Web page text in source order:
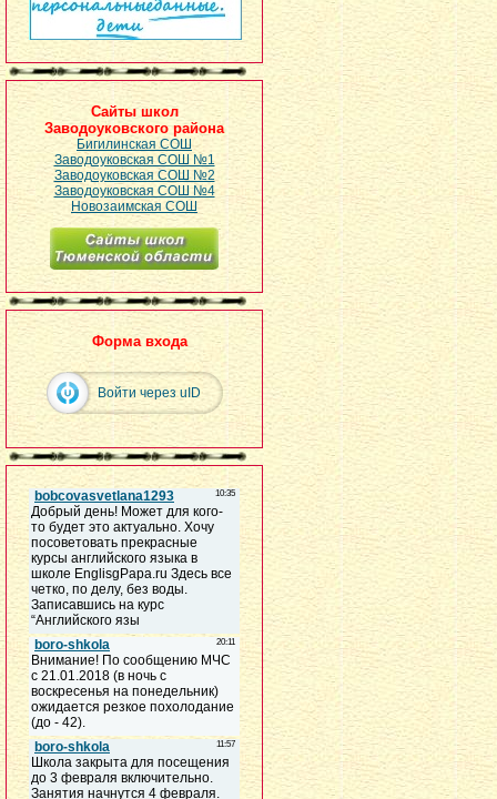
Сайты школ
Заводоуковского района
Бигилинская СОШ
Заводоуковская СОШ №1
Заводоуковская СОШ №2
Заводоуковская СОШ №4
Новозаимская СОШ
Форма входа
Войти через uID